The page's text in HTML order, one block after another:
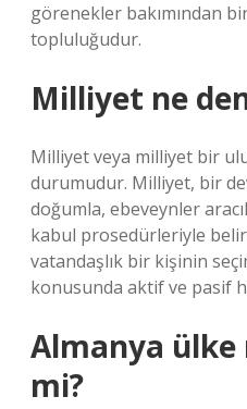
görenekler bakımından
topluluğudur.
Milliyet ne
Milliyet veya milliyet bir
durumudur. Milliyet, bir
doğumla, ebeveynler
kabul prosedürleriyle
vatandaşlık bir kişinin
konusunda aktif ve pasif
Almanya
mi?